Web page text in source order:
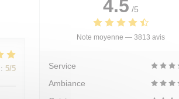
: 5/5
4.5 /5
Note moyenne — 3813 avis
Service
Ambiance